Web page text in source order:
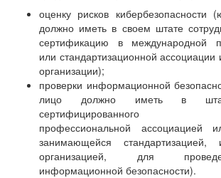
оценку рисков кибербезопасности
должно иметь в своем штате
сертификацию в международной
или стандартизационной ассоциации
организации);
проверки информационной
лицо должно иметь в
сертифицированного
профессиональной ассоциацией
занимающейся стандартизацией,
организацией, для
информационной безопасности).